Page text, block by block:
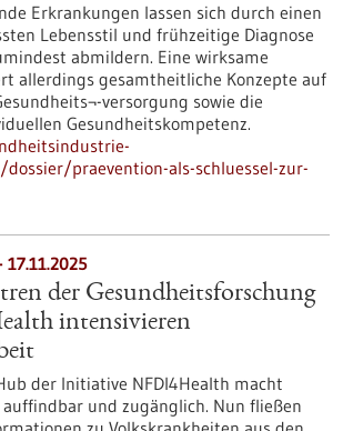
Erkrankungen lassen sich durch einen
Lebensstil und frühzeitige Diagnose
abmildern. Eine wirksame
allerdings gesamtheitliche Konzepte auf
versorgung sowie die
Gesundheitskompetenz.
praevention-als-schluessel-zur-
der Gesundheitsforschung
intensivieren
der Initiative NFDI4Health macht
und zugänglich. Nun fließen